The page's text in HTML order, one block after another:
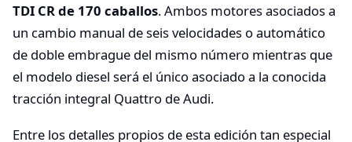
TDI CR de 170 caballos. Ambos motores asociados a
un cambio manual de seis velocidades o automático
de doble embrague del mismo número mientras que
el modelo diesel será el único asociado a la conocida
tracción integral Quattro de Audi.
Entre los detalles propios de esta edición tan especial